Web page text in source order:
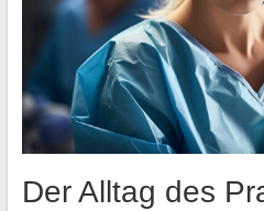
Der Alltag des